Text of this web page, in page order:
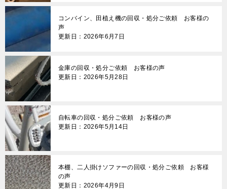
コンバイン、田植え機の回収・処分ご依頼 お客様の
声
更新日：2026年6月7日
金庫の回収・処分ご依頼 お客様の声
更新日：2026年5月28日
自転車の回収・処分ご依頼 お客様の声
更新日：2026年5月14日
本棚、二人掛けソファーの回収・処分ご依頼 お客様
の声
更新日：2026年4月9日